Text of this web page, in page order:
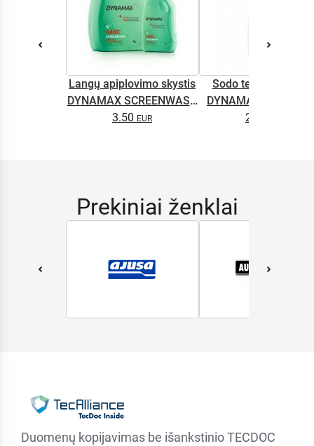
Langų apiplovimo skystis
DYNAMAX SCREENWASH
NANO 4l
3.50
Sodo technikos
DYNAMAX M2T
2.65
Prekiniai ženklai
Duomenų kopijavimas be išankstinio TECDOC